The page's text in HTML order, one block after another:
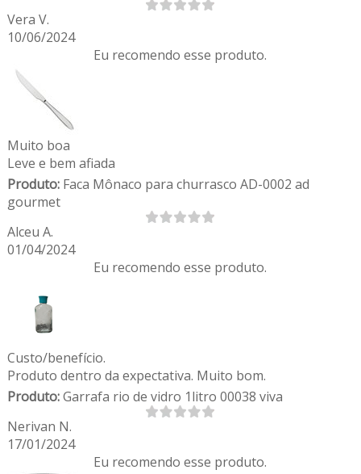
Vera V.
10/06/2024
Eu recomendo esse produto.
Muito boa
Leve e bem afiada
Produto:Faca Mônaco para churrasco AD-0002 ad
gourmet
Alceu A.
01/04/2024
Eu recomendo esse produto.
Custo/benefício.
Produto dentro da expectativa. Muito bom.
Produto:Garrafa rio de vidro 1litro 00038 viva
Nerivan N.
17/01/2024
Eu recomendo esse produto.